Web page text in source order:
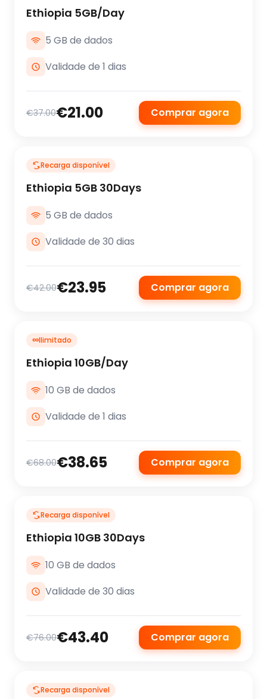
Ethiopia 5GB/Day
5 GB de dados
Validade de 1 dias
€37.00€21.00 Comprar agora
Recarga disponível
Ethiopia 5GB 30Days
5 GB de dados
Validade de 30 dias
€42.00€23.95 Comprar agora
∞Ilimitado
Ethiopia 10GB/Day
10 GB de dados
Validade de 1 dias
€68.00€38.65 Comprar agora
Recarga disponível
Ethiopia 10GB 30Days
10 GB de dados
Validade de 30 dias
€76.00€43.40 Comprar agora
Recarga disponível